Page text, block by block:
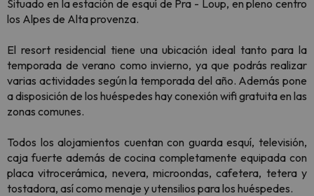
Situado en la estación de esquí de Pra - Loup, en pleno centro
los Alpes de Alta provenza.
El resort residencial tiene una ubicación ideal tanto para la
temporada de verano como invierno, ya que podrás realizar
varias actividades según la temporada del año. Además pone
a disposición de los huéspedes hay conexión wifi gratuita en las
zonas comunes.
Todos los alojamientos cuentan con guarda esquí, televisión,
caja fuerte además de cocina completamente equipada con
placa vitrocerámica, nevera, microondas, cafetera, tetera y
tostadora, así como menaje y utensilios para los huéspedes.